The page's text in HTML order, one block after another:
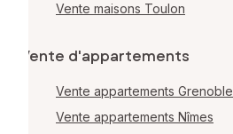
Vente maisons Toulon
Vente d'appartements
Vente appartements Grenoble
Vente appartements Nîmes